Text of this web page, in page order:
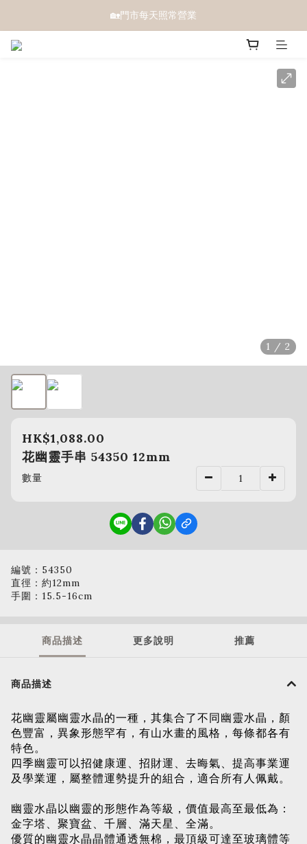
🏡門市每天照常營業
1 / 2
HK$1,088.00
花幽靈手串 54350 12mm
數量
編號：54350
直徑：約12mm
手圍：15.5-16cm
商品描述 更多說明 推薦
商品描述
花幽靈屬幽靈水晶的一種，其集合了不同幽靈水晶，顏
色豐富，異象形態罕有，有山水畫的風格， 每條都各有
特色。
四季幽靈可以招健康運、招財運、去晦氣、提高事業運
及學業運，屬整體運勢提升的組合，適合所有人佩戴。
幽靈水晶以幽靈的形態作為等級，價值最高至最低為：
金字塔、聚寶盆、千層、滿天星、全滿。
優質的幽靈水晶晶體通透無棉，最頂級可達至玻璃體等